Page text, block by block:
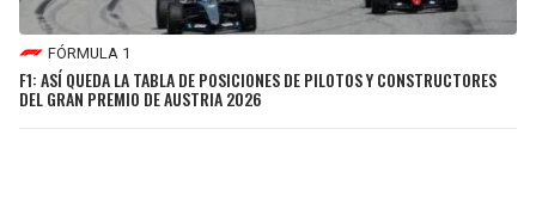
FÓRMULA 1
F1: ASÍ QUEDA LA TABLA DE POSICIONES DE PILOTOS Y CONSTRUCTORES
DEL GRAN PREMIO DE AUSTRIA 2026